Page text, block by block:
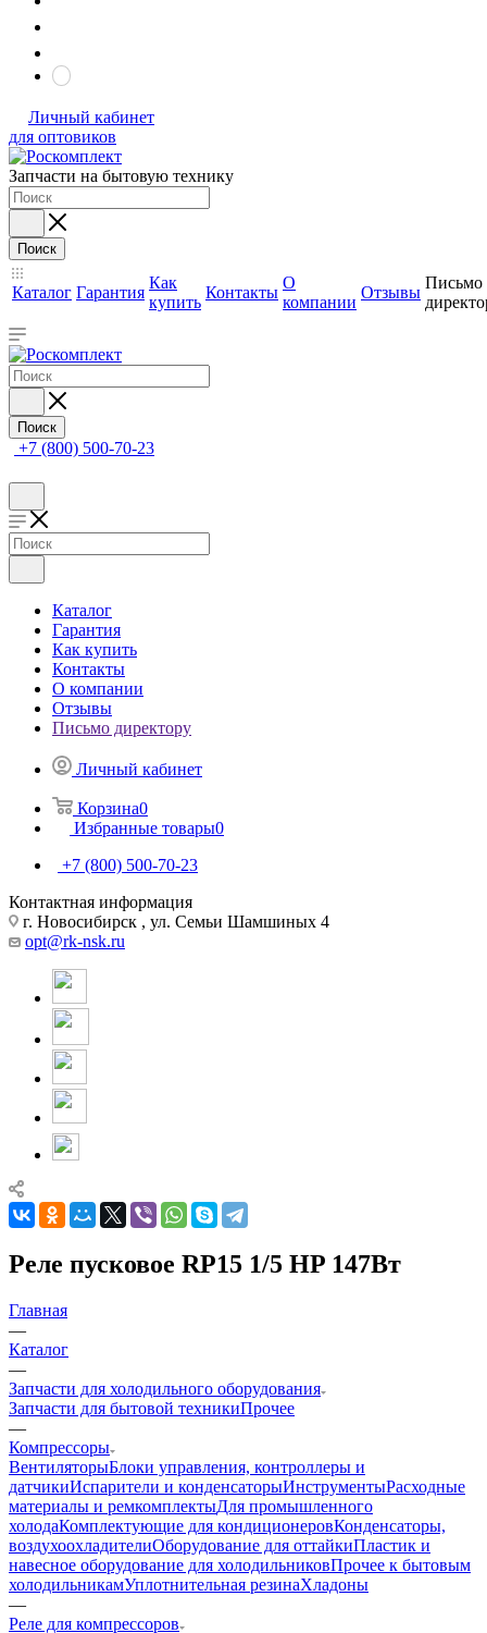
Личный кабинет
для оптовиков
Запчасти на бытовую технику
Поиск
Каталог Гарантия
Как
купить
Контакты
О
компании
Отзывы
Письмо
Поиск
+7 (800) 500-70-23
Каталог
Гарантия
Как купить
Контакты
О компании
Отзывы
Письмо директору
Личный кабинет
Корзина0
Избранные товары0
+7 (800) 500-70-23
Контактная информация
г. Новосибирск , ул. Семьи Шамшиных 4
opt@rk-nsk.ru
Реле пусковое RP15 1/5 HP 147Вт
Главная
—
Каталог
—
Запчасти для холодильного оборудования
Запчасти для бытовой техникиПрочее
—
Компрессоры
ВентиляторыБлоки управления, контроллеры и
датчикиИспарители и конденсаторыИнструментыРасходные
материалы и ремкомплектыДля промышленного
холодаКомплектующие для кондиционеровКонденсаторы,
воздухоохладителиОборудование для оттайкиПластик и
навесное оборудование для холодильниковПрочее к бытовым
холодильникамУплотнительная резинаХладоны
—
Реле для компрессоров